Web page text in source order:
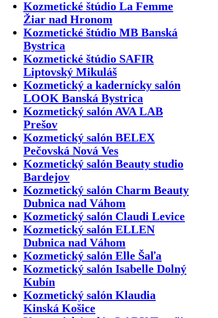
Kozmetické štúdio La Femme
Žiar nad Hronom
Kozmetické štúdio MB Banská
Bystrica
Kozmetické štúdio SAFIR
Liptovský Mikuláš
Kozmetický a kadernícky salón
LOOK Banská Bystrica
Kozmetický salón AVA LAB
Prešov
Kozmetický salón BELEX
Pečovská Nová Ves
Kozmetický salón Beauty studio
Bardejov
Kozmetický salón Charm Beauty
Dubnica nad Váhom
Kozmetický salón Claudi Levice
Kozmetický salón ELLEN
Dubnica nad Váhom
Kozmetický salón Elle Šaľa
Kozmetický salón Isabelle Dolný
Kubín
Kozmetický salón Klaudia
Kinská Košice